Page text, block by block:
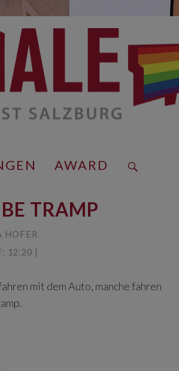
AWARD
TRAMP
HOFER
12:20 |
mit dem Auto, manche fahren